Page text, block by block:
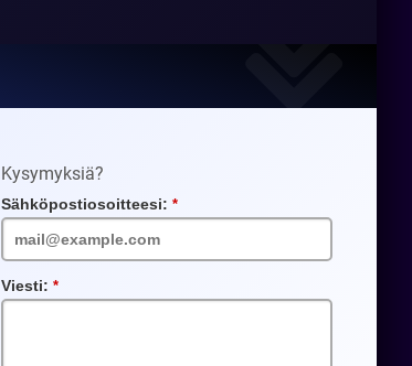
Kysymyksiä?
Sähköpostiosoitteesi:
kenttä
Viesti:
kenttä